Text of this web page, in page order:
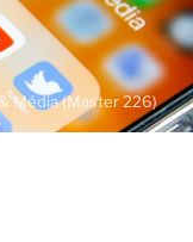
Média (Master 226)